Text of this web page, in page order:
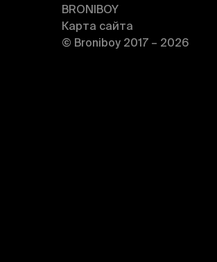
BRONIBOY
Карта сайта
© Broniboy 2017 – 2026